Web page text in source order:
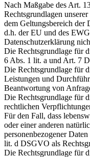
Nach Maßgabe des Art.
Rechtsgrundlagen
dem Geltungsbereich der
d.h. der EU und des
Datenschutzerklärung
Die Rechtsgrundlage für
6 Abs. 1 lit. a und Art. 7
Die Rechtsgrundlage für
Leistungen und
Beantwortung von
Die Rechtsgrundlage für
rechtlichen
Für den Fall, dass
oder einer anderen
personenbezogener
lit. d DSGVO als
Die Rechtsgrundlage für